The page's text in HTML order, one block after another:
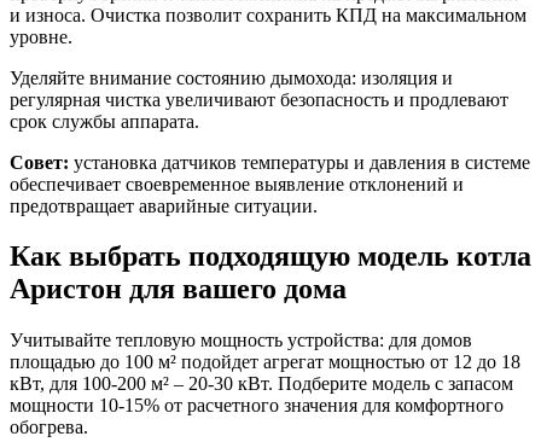
и износа. Очистка позволит сохранить КПД на максимальном
уровне.
Уделяйте внимание состоянию дымохода: изоляция и
регулярная чистка увеличивают безопасность и продлевают
срок службы аппарата.
Совет: установка датчиков температуры и давления в системе
обеспечивает своевременное выявление отклонений и
предотвращает аварийные ситуации.
Как выбрать подходящую модель котла
Аристон для вашего дома
Учитывайте тепловую мощность устройства: для домов
площадью до 100 м² подойдет агрегат мощностью от 12 до 18
кВт, для 100-200 м² – 20-30 кВт. Подберите модель с запасом
мощности 10-15% от расчетного значения для комфортного
обогрева.